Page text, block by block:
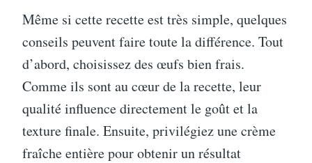
Même si cette recette est très simple, quelques
conseils peuvent faire toute la différence. Tout
d’abord, choisissez des œufs bien frais.
Comme ils sont au cœur de la recette, leur
qualité influence directement le goût et la
texture finale. Ensuite, privilégiez une crème
fraîche entière pour obtenir un résultat